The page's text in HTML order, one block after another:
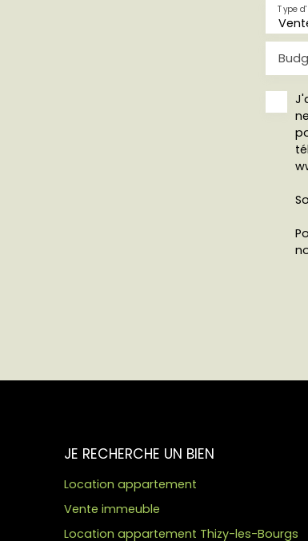
Type
JE RECHERCHE UN BIEN
Location appartement
Vente immeuble
Location appartement Thizy-les-Bourgs